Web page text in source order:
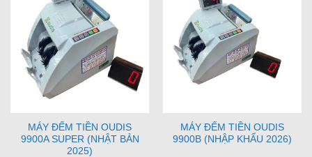
MÁY ĐẾM TIỀN OUDIS
9900A SUPER (NHẬT BẢN
2025)
MÁY ĐẾM TIỀN OUDIS
9900B (NHẬP KHẨU 2026)